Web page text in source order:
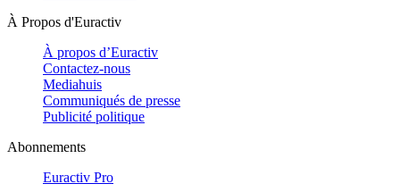
À Propos d'Euractiv
À propos d’Euractiv
Contactez-nous
Mediahuis
Communiqués de presse
Publicité politique
Abonnements
Euractiv Pro